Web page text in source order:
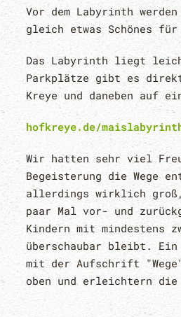
Vor dem Labyrinth
gleich etwas Schönes für
Das Labyrinth liegt
Parkplätze gibt es direkt
Kreye und daneben auf
hofkreye.de/
Wir hatten sehr viel
Begeisterung die Wege
allerdings wirklich
paar Mal vor- und
Kindern mit mindestens
überschaubar bleibt.
mit der Aufschrift
oben und erleichtern